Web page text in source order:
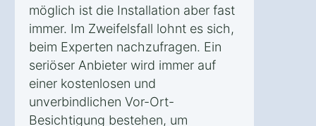
möglich ist die Installation aber fast
immer. Im Zweifelsfall lohnt es sich,
beim Experten nachzufragen. Ein
seriöser Anbieter wird immer auf
einer kostenlosen und
unverbindlichen Vor-Ort-
Besichtigung bestehen, um